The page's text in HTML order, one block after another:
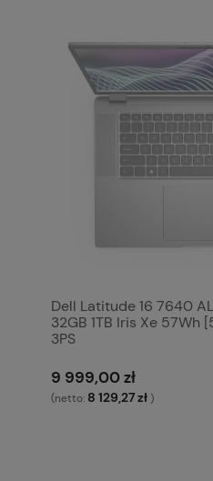
Dell Latitude 16 7640
32GB 1TB Iris Xe 57Wh
3PS
9 999,00 zł
(netto: 8 129,27 zł )